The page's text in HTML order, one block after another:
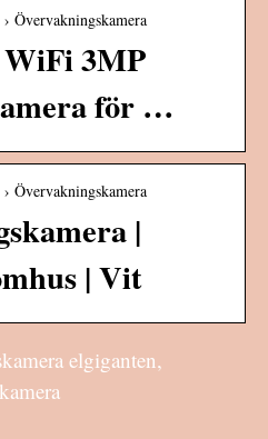
Övervakningskamera
3MP
för …
Övervakningskamera
|
| Vit
elgiganten,